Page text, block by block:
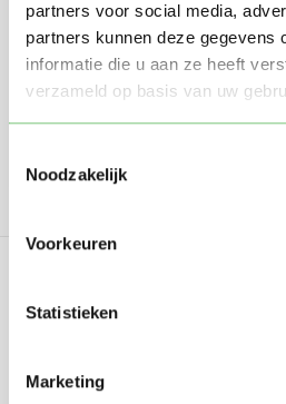
partners voor social media,
partners kunnen deze gegevens
informatie die u aan ze heeft
verzameld op basis van uw
Noodzakelijk
Voorkeuren
Statistieken
Marketing
Door te registreren ga je
voorwaardenvan Oppasland.
Gratis
Oppasland is een online